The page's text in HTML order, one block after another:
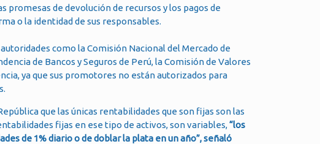
promesas de devolución de recursos y los pagos de
o la identidad de sus responsables.
como la Comisión Nacional del Mercado de
de Bancos y Seguros de Perú, la Comisión de Valores
ya que sus promotores no están autorizados para
que las únicas rentabilidades que son fijas son las
fijas en ese tipo de activos, son variables,“los
de 1% diario o de doblar la plata en un año”, señaló